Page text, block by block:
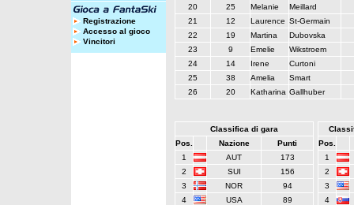
Registrazione
Accesso al gioco
Vincitori
20
25 Melanie
Meillard
21
12 Laurence St-Germain
22
19 Martina
Dubovska
23
9 Emelie
Wikstroem
24
14 Irene
Curtoni
25
38 Amelia
Smart
26
20 Katharina Gallhuber
Classifica di gara
Pos.
Nazione
Punti
1
AUT
173
2
SUI
156
3
NOR
94
4
USA
89
Pos.
1
2
3
4